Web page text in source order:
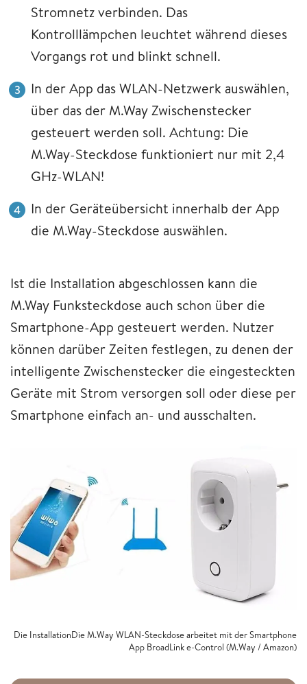
Stromnetz verbinden. Das
Kontrolllämpchen leuchtet während dieses
Vorgangs rot und blinkt schnell.
In der App das WLAN-Netzwerk auswählen,
über das der M.Way Zwischenstecker
gesteuert werden soll. Achtung: Die
M.Way-Steckdose funktioniert nur mit 2,4
GHz-WLAN!
In der Geräteübersicht innerhalb der App
die M.Way-Steckdose auswählen.
Ist die Installation abgeschlossen kann die
M.Way Funksteckdose auch schon über die
Smartphone-App gesteuert werden. Nutzer
können darüber Zeiten festlegen, zu denen der
intelligente Zwischenstecker die eingesteckten
Geräte mit Strom versorgen soll oder diese per
Smartphone einfach an- und ausschalten.
Die InstallationDie M.Way WLAN-Steckdose arbeitet mit der Smartphone
App BroadLink e-Control (M.Way / Amazon)